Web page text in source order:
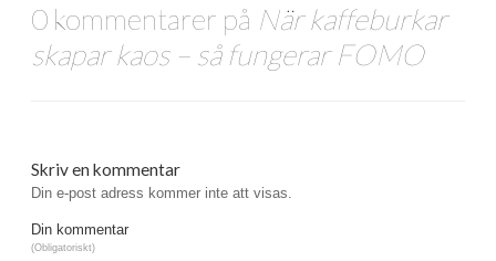
0 kommentarer på När kaffeburkar
skapar kaos – så fungerar FOMO
Skriv en kommentar
Din e-post adress kommer inte att visas.
Din kommentar
(Obligatoriskt)